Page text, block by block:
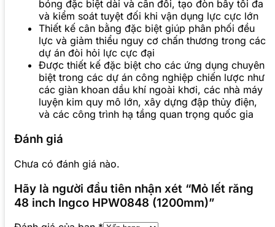
bóng đặc biệt dài và cân đối, tạo đòn bẩy tối đa
và kiểm soát tuyệt đối khi vận dụng lực cực lớn
Thiết kế cân bằng đặc biệt giúp phân phối đều
lực và giảm thiểu nguy cơ chấn thương trong các
dự án đòi hỏi lực cực đại
Được thiết kế đặc biệt cho các ứng dụng chuyên
biệt trong các dự án công nghiệp chiến lược như
các giàn khoan dầu khí ngoài khơi, các nhà máy
luyện kim quy mô lớn, xây dựng đập thủy điện,
và các công trình hạ tầng quan trọng quốc gia
Đánh giá
Chưa có đánh giá nào.
Hãy là người đầu tiên nhận xét “Mỏ lết răng
48 inch Ingco HPW0848 (1200mm)”